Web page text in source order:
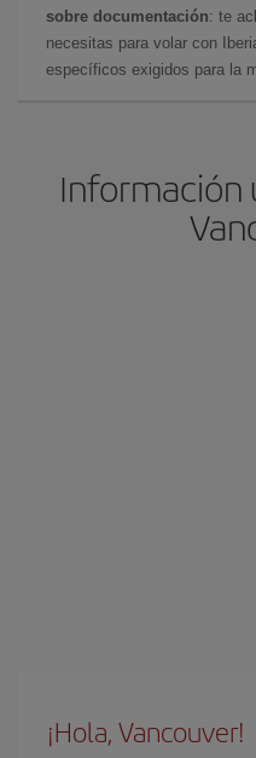
sobre documentación: te
necesitas para volar con
específicos exigidos para la
Información
¡Hola, Vancouver!